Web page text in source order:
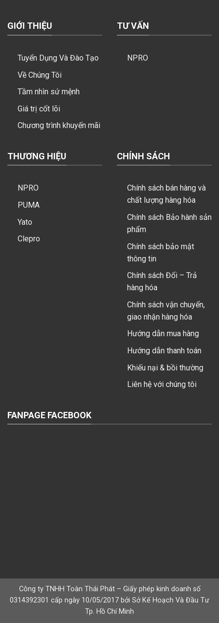
GIỚI THIỆU
Tuyển Dụng Và Đào Tạo
Về Chúng Tôi
Tầm nhìn sứ mệnh
Giá trị cốt lõi
Chương trình khuyến mãi
TƯ VẤN
NPRO
THƯƠNG HIỆU
NPRO
PUMA
Yato
Clepro
CHÍNH SÁCH
Chính sách bán hàng và
chất lượng hàng hóa
Chính sách Bảo hành sản
phẩm
Chính sách bảo mật
thông tin
Chính sách Đổi – Trả
hàng hóa
Chính sách vận chuyển,
giao nhận hàng hóa
Hướng dẫn mua hàng
Hướng dẫn thanh toán
Khiếu nại & bồi thường
Liên hệ với chúng tôi
FANPAGE FACEBOOK
Công ty TNHH Toàn Thái Phát – Giấy phép kinh doanh số
0314392301 cấp ngày 10/05/2017 bởi Sở Kế Hoạch Và Đầu Tư
Tp. Hồ Chí Minh